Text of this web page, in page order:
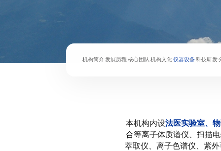
机构简介 发展历程 核心团队 机构文化仪器设备科技研发
本机构内设法医实验室、
合等离子体质谱仪、扫描
萃取仪、离子色谱仪、紫